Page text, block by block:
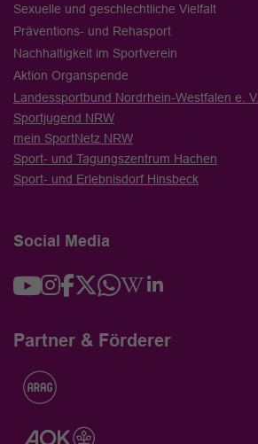
Sexuelle und geschlechtliche Vielfalt
Präventions- und Rehasport
Nachhaltigkeit im Sportverein
Aktion Organspende
Landessportbund Nordrhein-Westfalen e. V.
Sportjugend NRW
mein SportNetz NRW
Sport- und Tagungszentrum Hachen
Sport- und Erlebnisdorf Hinsbeck
Social Media
Partner & Förderer